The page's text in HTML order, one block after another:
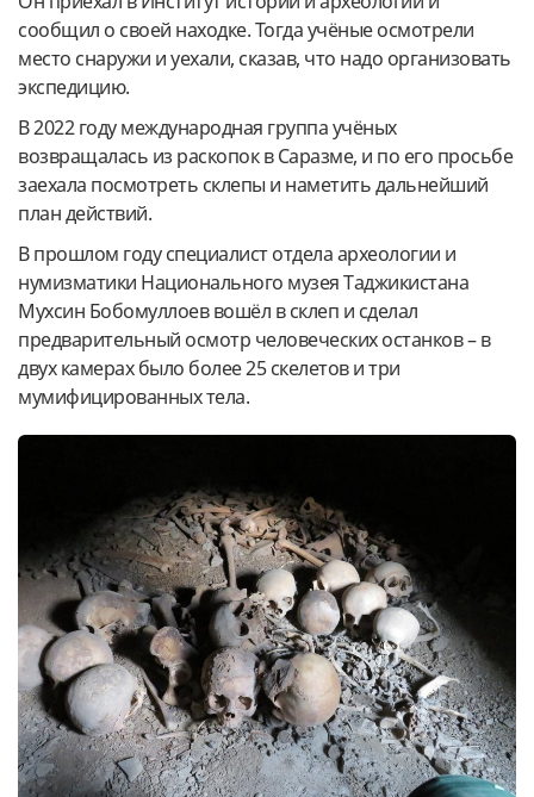
сообщил о своей находке. Тогда учёные осмотрели
место снаружи и уехали, сказав, что надо организовать
экспедицию.
В 2022 году международная группа учёных
возвращалась из раскопок в Саразме, и по его просьбе
заехала посмотреть склепы и наметить дальнейший
план действий.
В прошлом году специалист отдела археологии и
нумизматики Национального музея Таджикистана
Мухсин Бобомуллоев вошёл в склеп и сделал
предварительный осмотр человеческих останков – в
двух камерах было более 25 скелетов и три
мумифицированных тела.